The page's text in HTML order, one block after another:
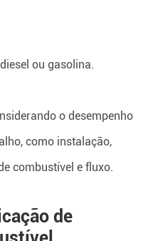
ou gasolina.
o desempenho
como instalação,
combustível e fluxo.
de